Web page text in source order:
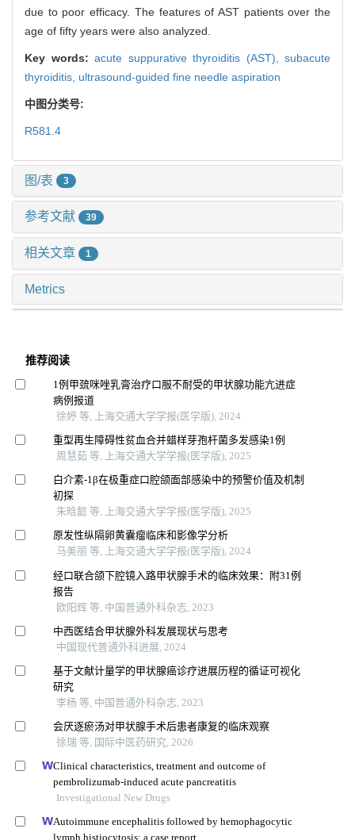
due to poor efficacy. The features of AST patients over the
age of fifty years were also analyzed.
Key words: acute suppurative thyroiditis (AST), subacute
thyroiditis, ultrasound-guided fine needle aspiration
中图分类号:
R581.4
图/表 3
参考文献 39
相关文章 1
Metrics
推荐阅读
1例甲巯咪唑乳膏治疗口服不耐受的甲状腺功能亢进症
病例报道
徐婷 等, 上海交通大学学报(医学版), 2024
重型再生障碍性贫血合并蜡样芽孢杆菌多发感染1例
周慧茹 等, 上海交通大学学报(医学版), 2025
白介素-1β在极重症口腔颌面部感染中的预警价值及机制
初探
朱晗懿 等, 上海交通大学学报(医学版), 2025
原发性纵隔卵黄囊瘤临床和影像学分析
马美丽 等, 上海交通大学学报(医学版), 2024
经口联合颌下腔镜入路甲状腺手术的临床效果：附31例
报告
欧阳辉 等, 中国普通外科杂志, 2023
中西医结合甲状腺外科发展现状与思考
中国现代普通外科进展, 2024
基于文献计量学的甲状腺癌诊疗进展历程的循证可视化
研究
李杨 等, 中国普通外科杂志, 2023
会厌逐瘀汤对甲状腺手术后患者康复的临床观察
徐瑞 等, 国际中医药研究, 2026
Clinical characteristics, treatment and outcome of
pembrolizumab-induced acute pancreatitis
Investigational New Drugs
Autoimmune encephalitis followed by hemophagocytic
lymph histiocytosis: a case report